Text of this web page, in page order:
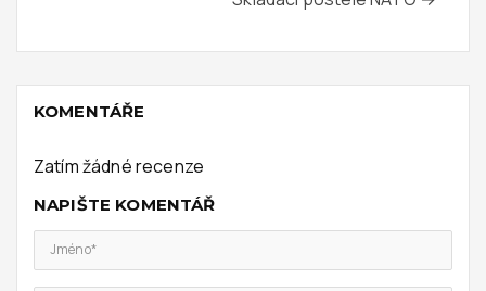
KOMENTÁŘE
Zatím žádné recenze
NAPIŠTE KOMENTÁŘ
Jméno*